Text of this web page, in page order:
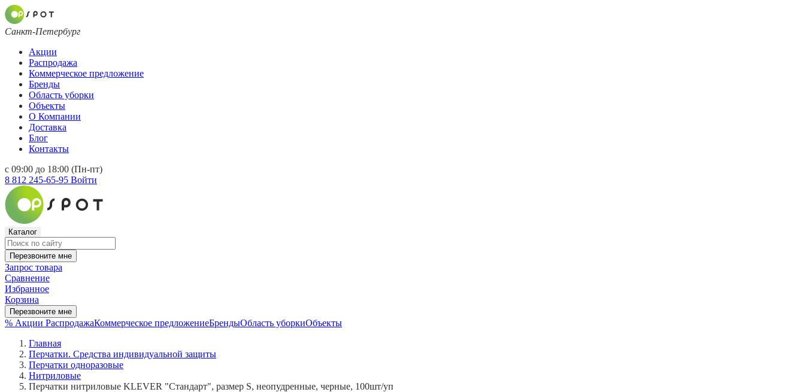
Санкт-Петербург
Акции
Распродажа
Коммерческое предложение
Бренды
Область уборки
Объекты
О Компании
Доставка
Блог
Контакты
с 09:00 до 18:00 (Пн-пт)
8 812 245-65-95 Войти
Каталог
Перезвоните мне
Запрос товара
Сравнение
Избранное
Корзина
Перезвоните мне
% Акции РаспродажаКоммерческое предложениеБрендыОбласть уборкиОбъекты
Главная
Перчатки. Средства индивидуальной защиты
Перчатки одноразовые
Нитриловые
Перчатки нитриловые KLEVER "Стандарт", размер S, неопудренные, черные, 100шт/уп